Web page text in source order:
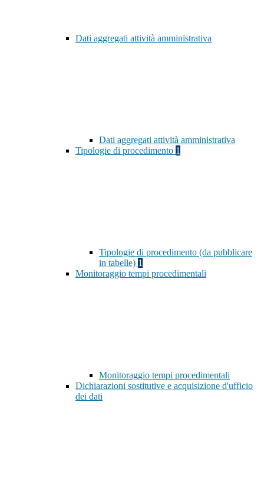
Dati aggregati attività amministrativa
Dati aggregati attività amministrativa
Tipologie di procedimento 1
Tipologie di procedimento (da pubblicare
in tabelle) 1
Monitoraggio tempi procedimentali
Monitoraggio tempi procedimentali
Dichiarazioni sostitutive e acquisizione d'ufficio
dei dati